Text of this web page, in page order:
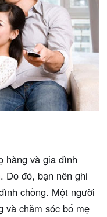
hàng và gia đình
Do đó, bạn nên ghi
chồng. Một người
và chăm sóc bố mẹ